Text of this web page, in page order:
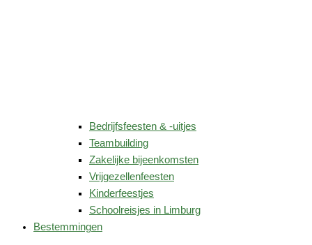
Bedrijfsfeesten & -uitjes
Teambuilding
Zakelijke bijeenkomsten
Vrijgezellenfeesten
Kinderfeestjes
Schoolreisjes in Limburg
Bestemmingen